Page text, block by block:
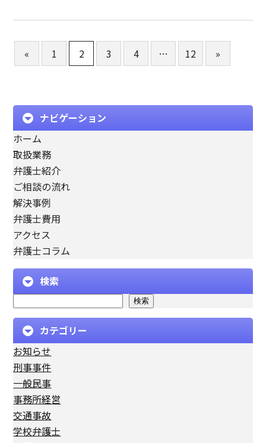
« 1 2 3 4 … 12 »
ナビゲーション
ホーム
取扱業務
弁護士紹介
ご相談の流れ
解決事例
弁護士費用
アクセス
弁護士コラム
検索
検索
カテゴリー
お知らせ
刑事事件
一般民事
事務所経営
交通事故
学校弁護士